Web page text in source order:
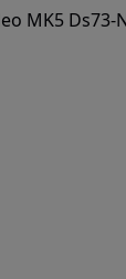
MK5 Ds73-